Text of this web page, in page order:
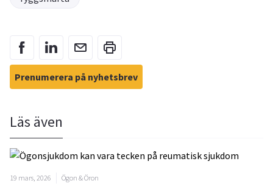
Prenumerera på nyhetsbrev
Läs även
19 mars, 2026 Ögon & Öron